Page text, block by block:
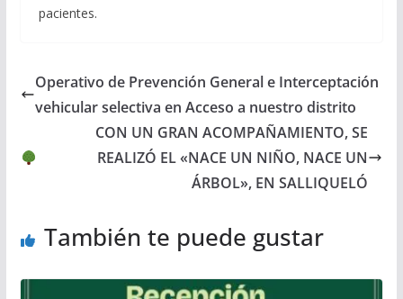
pacientes.
Operativo de Prevención General e Interceptación
vehicular selectiva en Acceso a nuestro distrito
CON UN GRAN ACOMPAÑAMIENTO, SE
REALIZÓ EL «NACE UN NIÑO, NACE UN
ÁRBOL», EN SALLIQUELÓ
También te puede gustar